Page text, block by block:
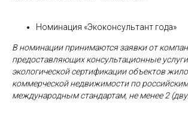
Номинация «Экоконсультант года»
В номинации принимаются заявки от
предоставляющих консультационные
экологической сертификации объектов
коммерческой недвижимости по
международным стандартам, не менее 2